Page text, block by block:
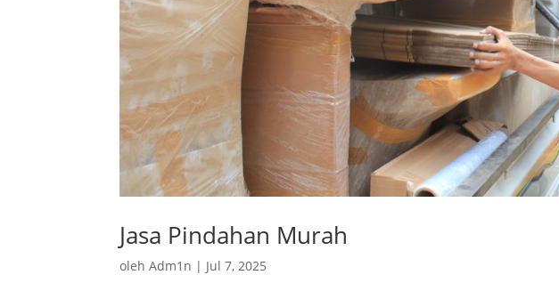
Jasa Pindahan Murah
olehAdm1n | Jul 7, 2025